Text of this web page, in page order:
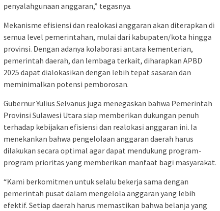
penyalahgunaan anggaran,” tegasnya.
Mekanisme efisiensi dan realokasi anggaran akan diterapkan di
semua level pemerintahan, mulai dari kabupaten/kota hingga
provinsi. Dengan adanya kolaborasi antara kementerian,
pemerintah daerah, dan lembaga terkait, diharapkan APBD
2025 dapat dialokasikan dengan lebih tepat sasaran dan
meminimalkan potensi pemborosan.
Gubernur Yulius Selvanus juga menegaskan bahwa Pemerintah
Provinsi Sulawesi Utara siap memberikan dukungan penuh
terhadap kebijakan efisiensi dan realokasi anggaran ini. Ia
menekankan bahwa pengelolaan anggaran daerah harus
dilakukan secara optimal agar dapat mendukung program-
program prioritas yang memberikan manfaat bagi masyarakat.
“Kami berkomitmen untuk selalu bekerja sama dengan
pemerintah pusat dalam mengelola anggaran yang lebih
efektif. Setiap daerah harus memastikan bahwa belanja yang